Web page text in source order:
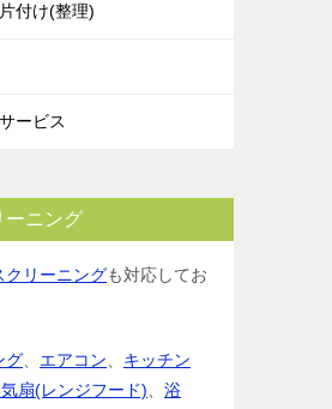
付け(整理)
ービス
ーニング
クリーニングも対応してお
グ エアコン
キッチン
扇(レンジフード)
浴